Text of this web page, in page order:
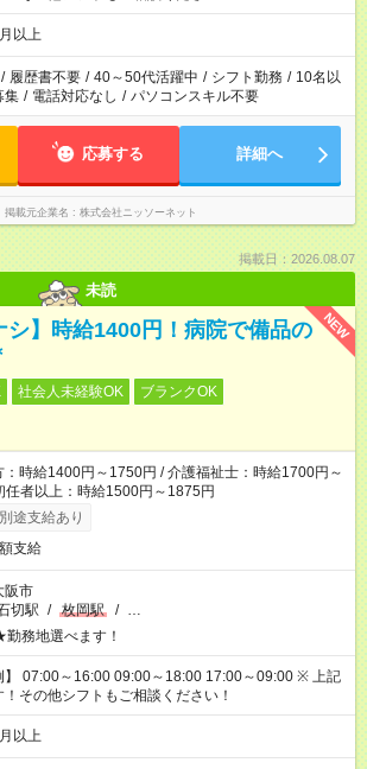
以上
/ 履歴書不要 / 40～50代活躍中 / シフト勤務 / 10名以
集 / 電話対応なし / パソコンスキル不要
応募する 詳細へ
掲載元企業名 株式会社ニッソーネット
掲載日：2026.08.07
未読
NEW
シ】時給1400円！病院で備品の
社会人未経験OK
ブランクOK
：時給1400円～1750円 / 介護福祉士：時給1700円～
任者以上：時給1500円～1875円
途支給あり
支給
阪市
切駅 / 枚岡駅 / …
務地選べます！
】 07:00～16:00 09:00～18:00 17:00～09:00 ※ 上記
その他シフトもご相談ください！
以上